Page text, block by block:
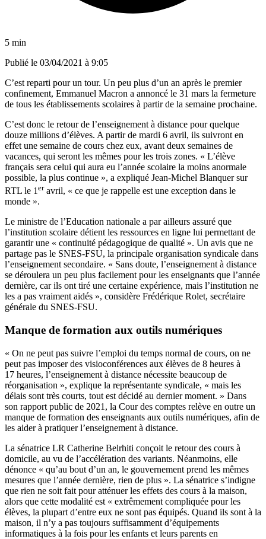
5 min
Publié le 03/04/2021 à 9:05
C’est reparti pour un tour. Un peu plus d’un an après le premier
confinement, Emmanuel Macron a annoncé le 31 mars la fermeture
de tous les établissements scolaires à partir de la semaine prochaine.
C’est donc le retour de l’enseignement à distance pour quelque
douze millions d’élèves. A partir de mardi 6 avril, ils suivront en
effet une semaine de cours chez eux, avant deux semaines de
vacances, qui seront les mêmes pour les trois zones. « L’élève
français sera celui qui aura eu l’année scolaire la moins anormale
possible, la plus continue », a expliqué Jean-Michel Blanquer sur
RTL le 1 eravril, « ce que je rappelle est une exception dans le
monde ».
Le ministre de l’Education nationale a par ailleurs assuré que
l’institution scolaire détient les ressources en ligne lui permettant de
garantir une « continuité pédagogique de qualité ». Un avis que ne
partage pas le SNES-FSU, la principale organisation syndicale dans
l’enseignement secondaire. « Sans doute, l’enseignement à distance
se déroulera un peu plus facilement pour les enseignants que l’année
dernière, car ils ont tiré une certaine expérience, mais l’institution ne
les a pas vraiment aidés », considère Frédérique Rolet, secrétaire
générale du SNES-FSU.
Manque de formation aux outils numériques
« On ne peut pas suivre l’emploi du temps normal de cours, on ne
peut pas imposer des visioconférences aux élèves de 8 heures à
17 heures, l’enseignement à distance nécessite beaucoup de
réorganisation », explique la représentante syndicale, « mais les
délais sont très courts, tout est décidé au dernier moment. » Dans
son rapport public de 2021 , la Cour des comptes relève en outre un
manque de formation des enseignants aux outils numériques, afin de
les aider à pratiquer l’enseignement à distance.
La sénatrice LR Catherine Belrhiti conçoit le retour des cours à
domicile, au vu de l’accélération des variants. Néanmoins, elle
dénonce « qu’au bout d’un an, le gouvernement prend les mêmes
mesures que l’année dernière, rien de plus ». La sénatrice s’indigne
que rien ne soit fait pour atténuer les effets des cours à la maison,
alors que cette modalité est « extrêmement compliquée pour les
élèves, la plupart d’entre eux ne sont pas équipés. Quand ils sont à la
maison, il n’y a pas toujours suffisamment d’équipements
informatiques à la fois pour les enfants et leurs parents en